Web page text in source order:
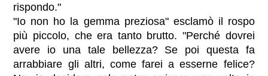
rispondo."
"Io non ho la gemma preziosa" esclamò il rospo
più piccolo, che era tanto brutto. "Perché dovrei
avere io una tale bellezza? Se poi questa fa
arrabbiare gli altri, come farei a esserne felice?